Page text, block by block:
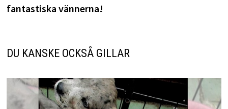
fantastiska vännerna!
DU KANSKE OCKSÅ GILLAR